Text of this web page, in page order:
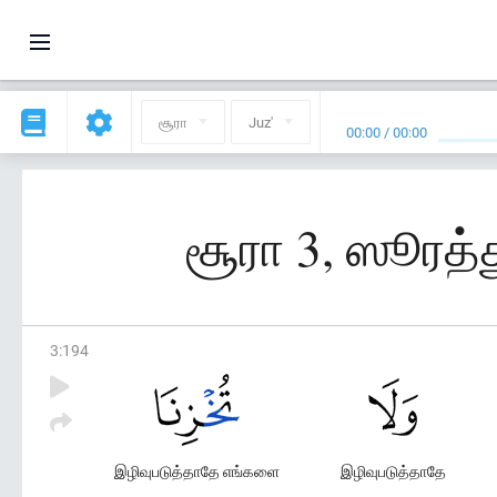
சூரா Juz' 00:00 /00:00
சூரா 3,
3:194
இழிவுபடுத்தாதே
இழிவுபடுத்தாதே எங்களை